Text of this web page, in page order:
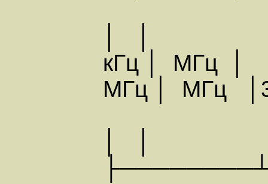
кГц │ МГц │
МГц │ МГц